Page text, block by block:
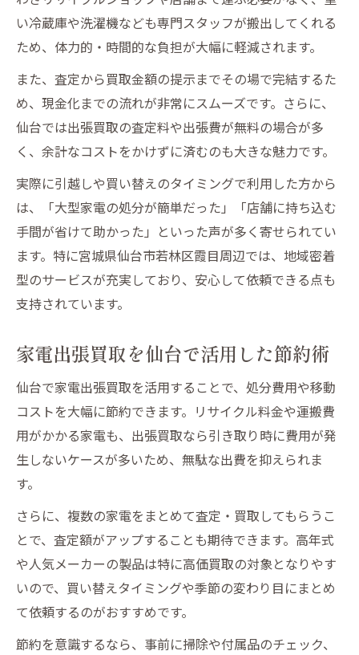
い冷蔵庫や洗濯機なども専門スタッフが搬出してくれる
ため、体力的・時間的な負担が大幅に軽減されます。
また、査定から買取金額の提示までその場で完結するた
め、現金化までの流れが非常にスムーズです。さらに、
仙台では出張買取の査定料や出張費が無料の場合が多
く、余計なコストをかけずに済むのも大きな魅力です。
実際に引越しや買い替えのタイミングで利用した方から
は、「大型家電の処分が簡単だった」「店舗に持ち込む
手間が省けて助かった」といった声が多く寄せられてい
ます。特に宮城県仙台市若林区霞目周辺では、地域密着
型のサービスが充実しており、安心して依頼できる点も
支持されています。
家電出張買取を仙台で活用した節約術
仙台で家電出張買取を活用することで、処分費用や移動
コストを大幅に節約できます。リサイクル料金や運搬費
用がかかる家電も、出張買取なら引き取り時に費用が発
生しないケースが多いため、無駄な出費を抑えられま
す。
さらに、複数の家電をまとめて査定・買取してもらうこ
とで、査定額がアップすることも期待できます。高年式
や人気メーカーの製品は特に高価買取の対象となりやす
いので、買い替えタイミングや季節の変わり目にまとめ
て依頼するのがおすすめです。
節約を意識するなら、事前に掃除や付属品のチェック、